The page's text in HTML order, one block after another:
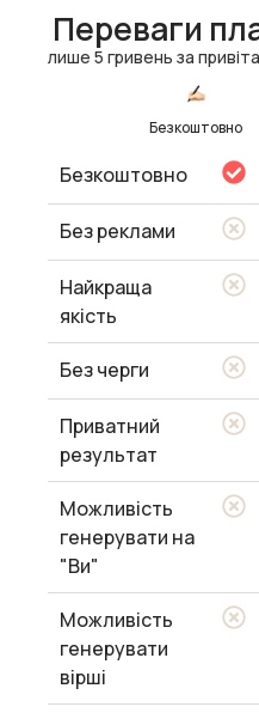
Переваги
лише 5 гривень за
Безкоштовно
Безкоштовно
Без реклами
Найкраща
якість
Без черги
Приватний
результат
Можливість
генерувати на
"Ви"
Можливість
генерувати
вірші